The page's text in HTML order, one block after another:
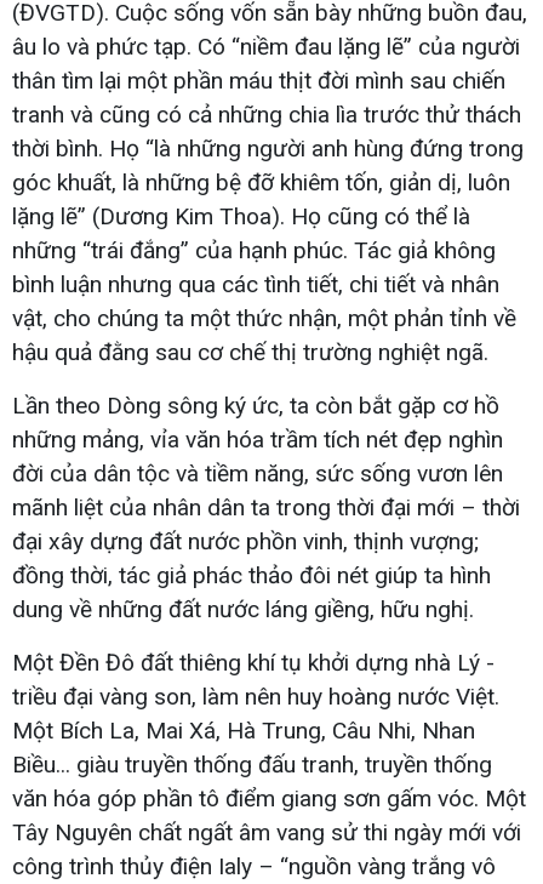
(ĐVGTD). Cuộc sống vốn sẵn bày những buồn đau,
âu lo và phức tạp. Có “niềm đau lặng lẽ” của người
thân tìm lại một phần máu thịt đời mình sau chiến
tranh và cũng có cả những chia lìa trước thử thách
thời bình. Họ “là những người anh hùng đứng trong
góc khuất, là những bệ đỡ khiêm tốn, giản dị, luôn
lặng lẽ” (Dương Kim Thoa). Họ cũng có thể là
những “trái đắng” của hạnh phúc. Tác giả không
bình luận nhưng qua các tình tiết, chi tiết và nhân
vật, cho chúng ta một thức nhận, một phản tỉnh về
hậu quả đằng sau cơ chế thị trường nghiệt ngã.
Lần theo Dòng sông ký ức, ta còn bắt gặp cơ hồ
những mảng, vỉa văn hóa trầm tích nét đẹp nghìn
đời của dân tộc và tiềm năng, sức sống vươn lên
mãnh liệt của nhân dân ta trong thời đại mới – thời
đại xây dựng đất nước phồn vinh, thịnh vượng;
đồng thời, tác giả phác thảo đôi nét giúp ta hình
dung về những đất nước láng giềng, hữu nghị.
Một Đền Đô đất thiêng khí tụ khởi dựng nhà Lý -
triều đại vàng son, làm nên huy hoàng nước Việt.
Một Bích La, Mai Xá, Hà Trung, Câu Nhi, Nhan
Biều... giàu truyền thống đấu tranh, truyền thống
văn hóa góp phần tô điểm giang sơn gấm vóc. Một
Tây Nguyên chất ngất âm vang sử thi ngày mới với
công trình thủy điện Ialy – “nguồn vàng trắng vô